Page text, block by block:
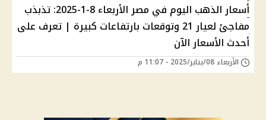
أسعار الذهب اليوم في مصر الأربعاء 8-1-2025: تذبذب
مفاجئ لعيار 21 وتوقعات بارتفاعات كبيرة | تعرف على
أحدث الأسعار الآن
الأربعاء 08/يناير/2025 - 11:07 م